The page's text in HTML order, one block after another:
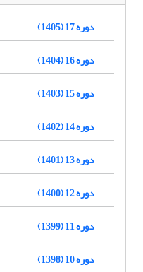
دوره 17 (1405)
دوره 16 (1404)
دوره 15 (1403)
دوره 14 (1402)
دوره 13 (1401)
دوره 12 (1400)
دوره 11 (1399)
دوره 10 (1398)